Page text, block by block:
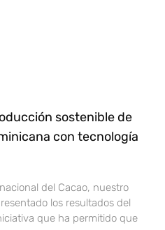
sostenible de
con tecnología
del Cacao, nuestro
los resultados del
que ha permitido que